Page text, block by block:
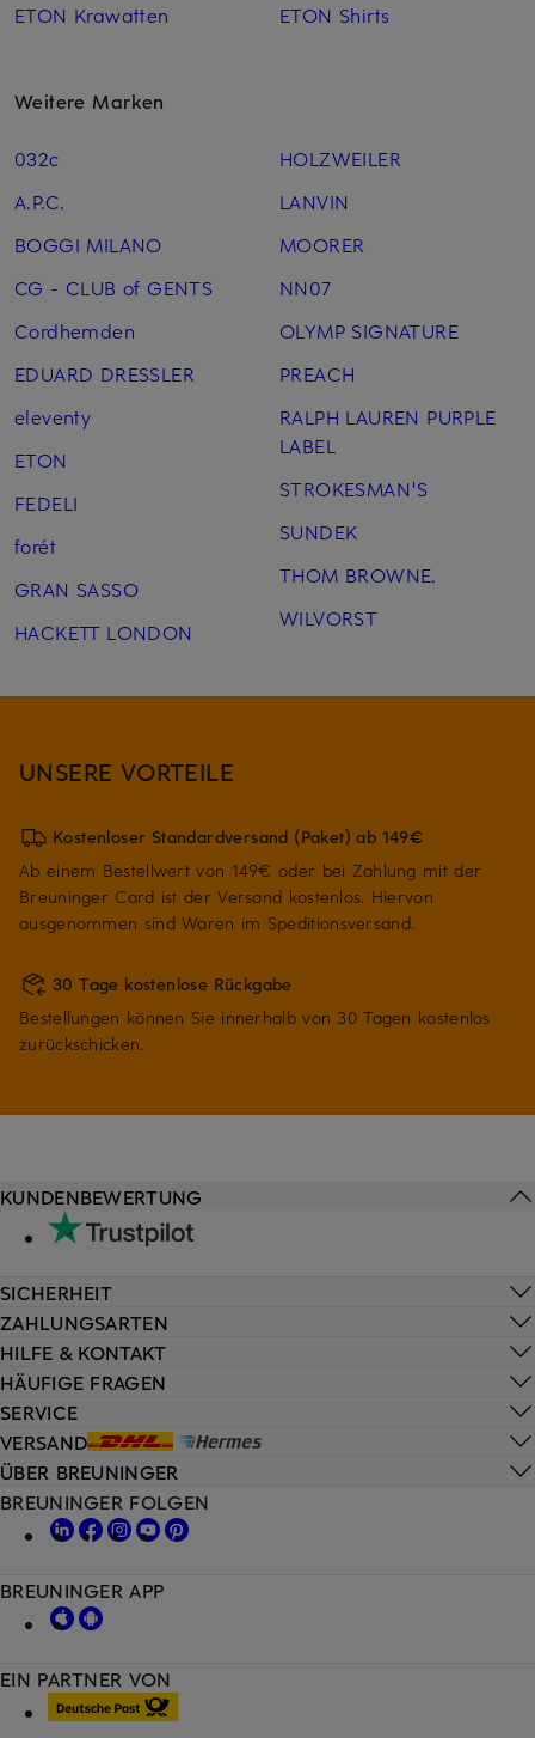
ETON Krawatten
ETON Shirts
Weitere Marken
032c
A.P.C.
BOGGI MILANO
CG - CLUB of GENTS
Cordhemden
EDUARD DRESSLER
eleventy
ETON
FEDELI
forét
GRAN SASSO
HACKETT LONDON
HOLZWEILER
LANVIN
MOORER
NN07
OLYMP SIGNATURE
PREACH
RALPH LAUREN PURPLE
LABEL
STROKESMAN'S
SUNDEK
THOM BROWNE.
WILVORST
UNSERE VORTEILE
Kostenloser Standardversand (Paket) ab 149€
Ab einem Bestellwert von 149€ oder bei Zahlung mit der
Breuninger Card ist der Versand kostenlos. Hiervon
ausgenommen sind Waren im Speditionsversand.
30 Tage kostenlose Rückgabe
Bestellungen können Sie innerhalb von 30 Tagen kostenlos
zurückschicken.
HILFE & KONTAKT
HÄUFIGE FRAGEN
SERVICE
VERSAND
KUNDENBEWERTUNG
SICHERHEIT
ZAHLUNGSARTEN
ÜBER BREUNINGER
EIN PARTNER VON
BREUNINGER FOLGEN
BREUNINGER APP